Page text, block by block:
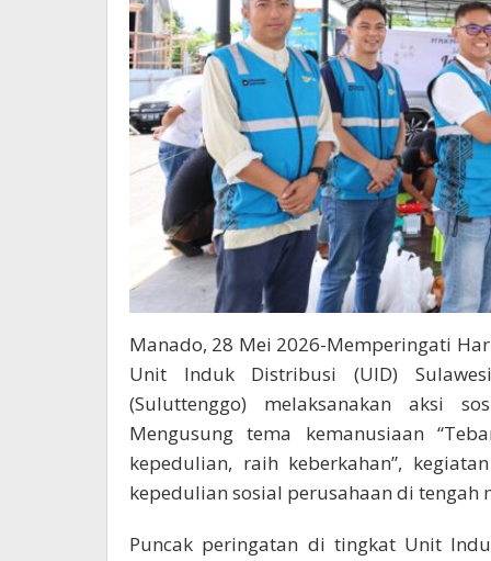
Manado, 28 Mei 2026-Memperingati
Unit Induk Distribusi (UID)
(Suluttenggo) melaksanakan aksi
Mengusung tema kemanusiaan
kepedulian, raih keberkahan”,
kepedulian sosial perusahaan di tengah
Puncak peringatan di tingkat Unit